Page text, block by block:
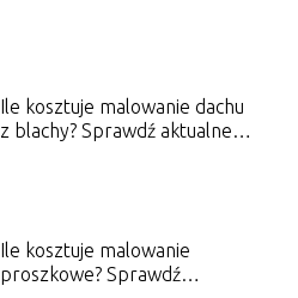
Ile kosztuje malowanie dachu
z blachy? Sprawdź aktualne
Ile kosztuje malowanie
proszkowe? Sprawdź